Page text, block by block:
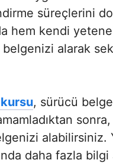
süreçlerini
hem kendi
belgenizi alarak
, sürücü
alabilirsiniz.
daha fazla